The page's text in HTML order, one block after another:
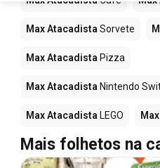
Max Atacadista Sorvete
Max Atacadista Pizza
Max Atacadista Nintendo
Max Atacadista LEGO
Mais folhetos na